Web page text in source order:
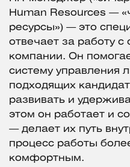
Human Resources —
ресурсы») — это
отвечает за работу с
компании. Он
систему управления
подходящих
развивать и
этом он работает и
— делает их путь
процесс работы
комфортным.